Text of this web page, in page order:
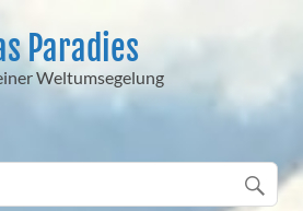
Paradies
Weltumsegelung